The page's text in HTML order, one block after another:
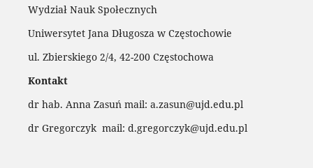
Wydział Nauk Społecznych
Uniwersytet Jana Długosza w Częstochowie
ul. Zbierskiego 2/4, 42-200 Częstochowa
Kontakt
dr hab. Anna Zasuń mail: a.zasun@ujd.edu.pl
dr Gregorczyk mail: d.gregorczyk@ujd.edu.pl